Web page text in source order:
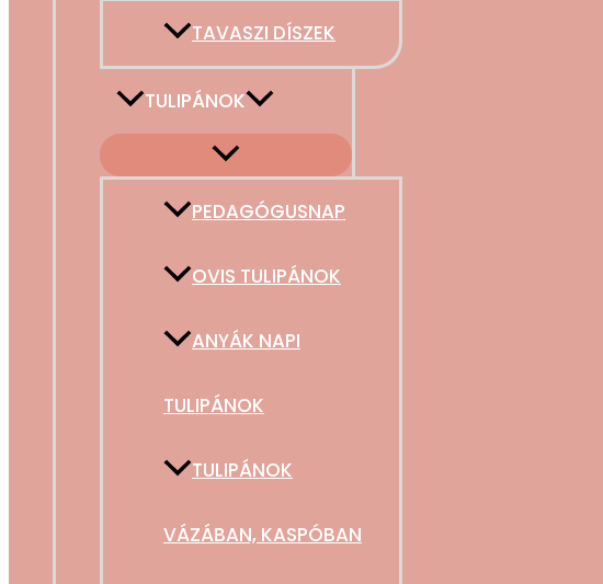
TAVASZI DÍSZEK
TULIPÁNOK
PEDAGÓGUSNAP
OVIS TULIPÁNOK
ANYÁK NAPI
TULIPÁNOK
TULIPÁNOK
VÁZÁBAN, KASPÓBAN